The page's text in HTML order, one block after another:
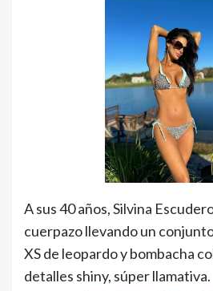
A sus 40 años, Silvina
cuerpazo llevando un
XS de leopardo y bombacha
detalles shiny, súper llamativa.